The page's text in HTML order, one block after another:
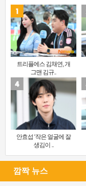
트리플에스 김채연, 개
그맨 김규..
안효섭 ‘작은 얼굴에 잘
생김이 ..
깜짝 뉴스